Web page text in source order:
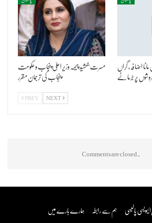
مسرت جمشید چیمہ وزیر اعلیٰ پنجاب و حکومت
پنجاب کی ترجمان مقرر
اضافہ، گراں
پر جرمانے
PREV NEXT
Comments are closed.
ہمارے بارے میں ہم سے رابطہ پالیسی